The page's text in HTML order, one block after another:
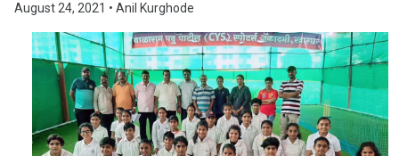
August 24, 2021 • Anil Kurghode